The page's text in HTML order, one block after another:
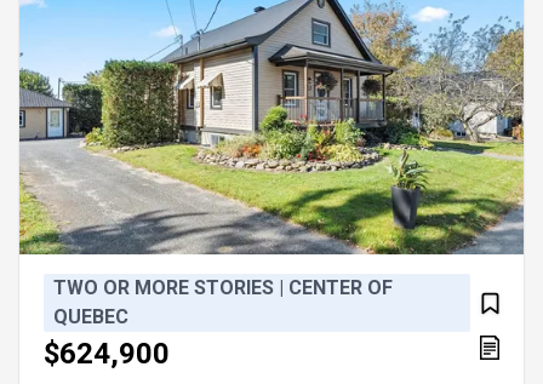
TWO OR MORE STORIES | CENTER OF
QUEBEC
$624,900